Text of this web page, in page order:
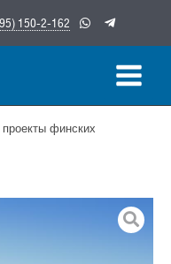
150-2-162
проекты финских